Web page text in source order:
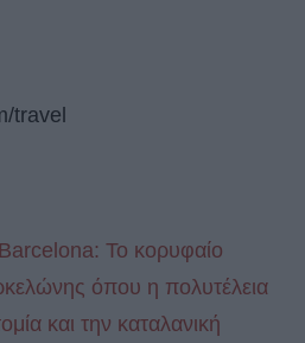
travel
Το κορυφαίο
όπου η πολυτέλεια
και την καταλανική